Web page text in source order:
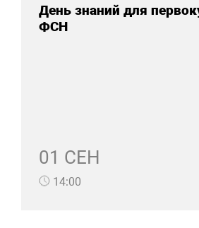
День знаний для
ФСН
01 СЕН
14:00